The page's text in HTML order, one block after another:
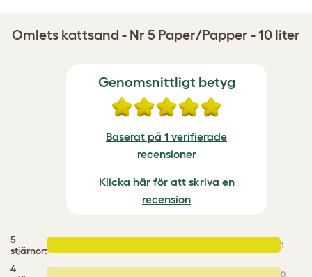
Omlets kattsand - Nr 5 Paper/Papper - 10 liter
Genomsnittligt betyg
Baserat på 1 verifierade
recensioner
Klicka här för att skriva en
recension
5
stjärnor: 1
4
0